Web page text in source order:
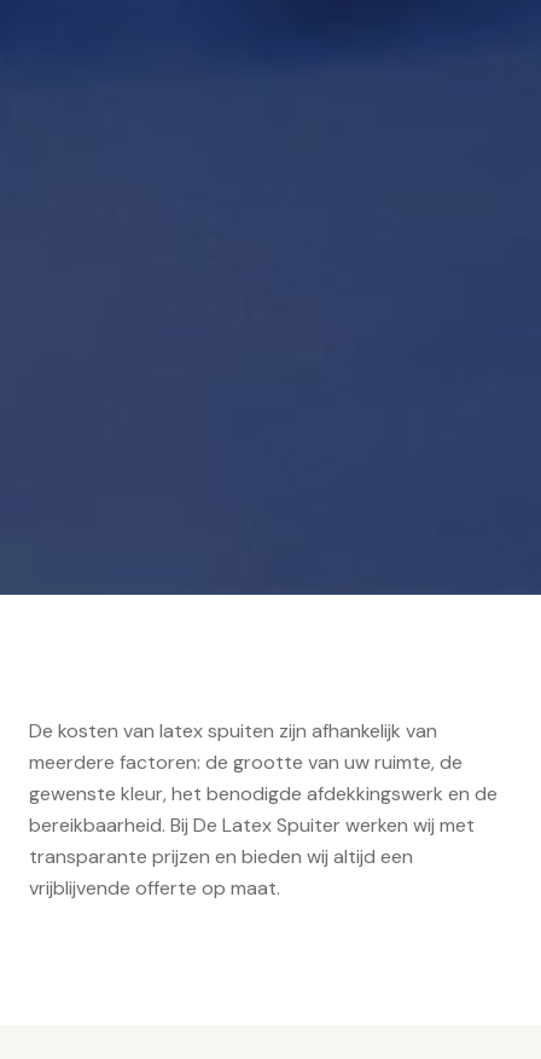
De kosten van latex spuiten zijn afhankelijk van
meerdere factoren: de grootte van uw ruimte, de
gewenste kleur, het benodigde afdekkingswerk en de
bereikbaarheid. Bij De Latex Spuiter werken wij met
transparante prijzen en bieden wij altijd een
vrijblijvende offerte op maat.